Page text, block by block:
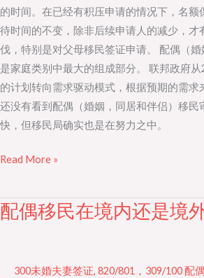
的时间。在已经有积压申请的情况下，名额
待时间的不变，除非后续申请人的减少，才
伐，特别是对父母移民签证申请。 配偶（
是家庭类别中最大的组成部分。 联邦政府
的计划转向需求驱动模式，根据预期的需求
还没有看到配偶（婚姻，同居和伴侣）移民
快，但移民局确实也是在努力之中。
Read More »
配偶移民在境内还是境
300未婚夫妻签证, 820/801，309/100 配
配